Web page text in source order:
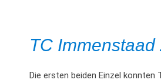
TC
Die ersten beiden Einzel